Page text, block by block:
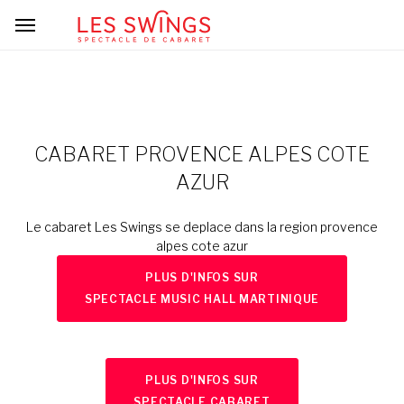
CABARET PROVENCE ALPES COTE
AZUR
Le cabaret Les Swings se deplace dans la region provence
alpes cote azur
PLUS D'INFOS SUR
SPECTACLE MUSIC HALL MARTINIQUE
PLUS D'INFOS SUR